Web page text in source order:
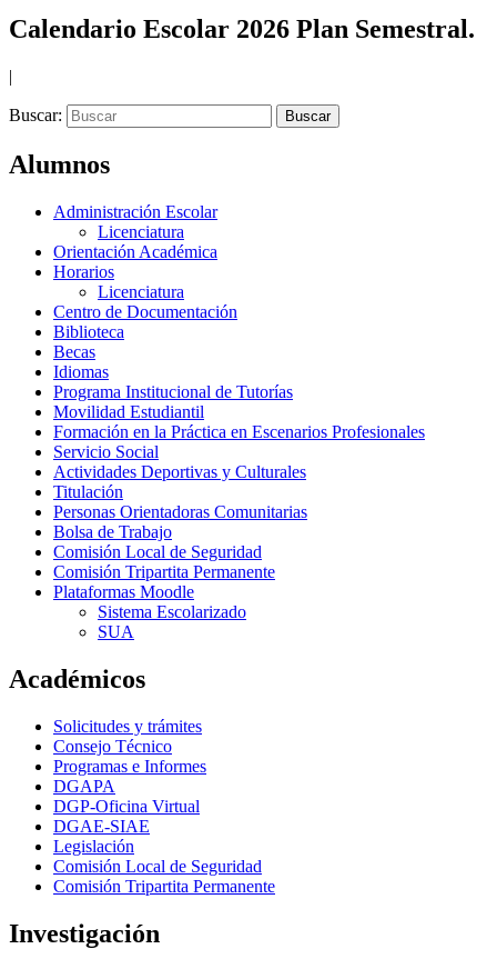
Calendario Escolar 2026 Plan Semestral.
|
Buscar:
Alumnos
Administración Escolar
Licenciatura
Orientación Académica
Horarios
Licenciatura
Centro de Documentación
Biblioteca
Becas
Idiomas
Programa Institucional de Tutorías
Movilidad Estudiantil
Formación en la Práctica en Escenarios Profesionales
Servicio Social
Actividades Deportivas y Culturales
Titulación
Personas Orientadoras Comunitarias
Bolsa de Trabajo
Comisión Local de Seguridad
Comisión Tripartita Permanente
Plataformas Moodle
Sistema Escolarizado
SUA
Académicos
Solicitudes y trámites
Consejo Técnico
Programas e Informes
DGAPA
DGP-Oficina Virtual
DGAE-SIAE
Legislación
Comisión Local de Seguridad
Comisión Tripartita Permanente
Investigación